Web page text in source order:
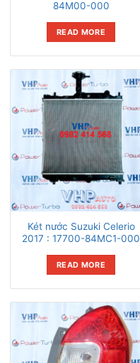
84M00-000
READ MORE
Két nước Suzuki Celerio
2017 : 17700-84MC1-000
READ MORE